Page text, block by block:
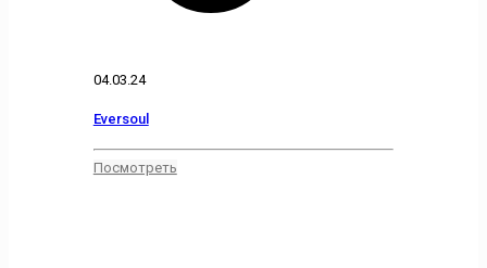
04.03.24
Eversoul
Посмотреть